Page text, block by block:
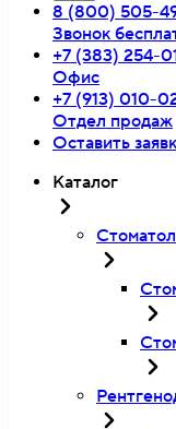
8 (800) 505-
Звонок
+7 (383) 254-
Офис
+7 (913) 010-
Отдел продаж
Оставить
Каталог